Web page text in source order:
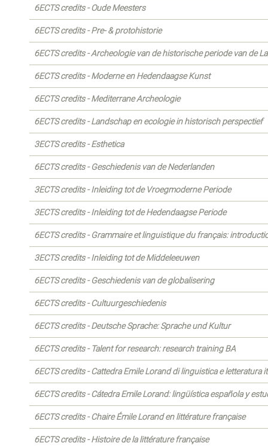
6ECTS credits - Oude Meesters
6ECTS credits - Pre- & protohistorie
6ECTS credits - Archeologie van de historische periode van de
6ECTS credits - Moderne en Hedendaagse Kunst
6ECTS credits - Mediterrane Archeologie
6ECTS credits - Landschap en ecologie in historisch perspectief
3ECTS credits - Esthetica
6ECTS credits - Geschiedenis van de Nederlanden
3ECTS credits - Inleiding tot de Vroegmoderne Periode
3ECTS credits - Inleiding tot de Hedendaagse Periode
6ECTS credits - Grammaire et linguistique du français:
3ECTS credits - Inleiding tot de Middeleeuwen
6ECTS credits - Geschiedenis van de globalisering
6ECTS credits - Cultuurgeschiedenis
6ECTS credits - Deutsche Sprache: Sprache und Kultur
6ECTS credits - Talent for research: research training BA
6ECTS credits - Cattedra Emile Lorand di linguistica e letteratura
6ECTS credits - Cátedra Emile Lorand: lingüística española y
6ECTS credits - Chaire Émile Lorand en littérature française
6ECTS credits - Histoire de la littérature française